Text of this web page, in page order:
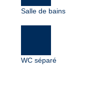
Salle de bains
WC séparé